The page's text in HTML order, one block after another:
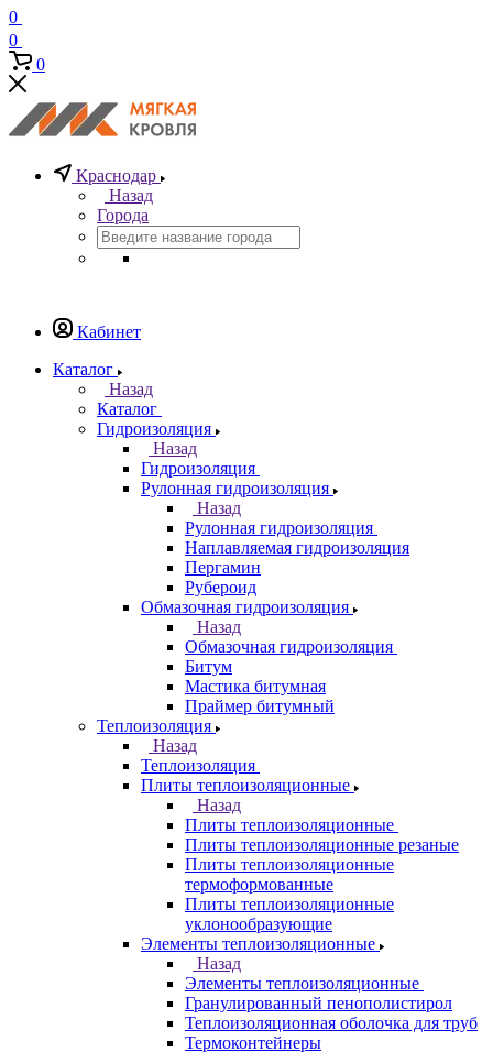
0
0
0
Краснодар
Назад
Города
Кабинет
Каталог
Назад
Каталог
Гидроизоляция
Назад
Гидроизоляция
Рулонная гидроизоляция
Назад
Рулонная гидроизоляция
Наплавляемая гидроизоляция
Пергамин
Рубероид
Обмазочная гидроизоляция
Назад
Обмазочная гидроизоляция
Битум
Мастика битумная
Праймер битумный
Теплоизоляция
Назад
Теплоизоляция
Плиты теплоизоляционные
Назад
Плиты теплоизоляционные
Плиты теплоизоляционные резаные
Плиты теплоизоляционные
термоформованные
Плиты теплоизоляционные
уклонообразующие
Элементы теплоизоляционные
Назад
Элементы теплоизоляционные
Гранулированный пенополистирол
Теплоизоляционная оболочка для труб
Термоконтейнеры